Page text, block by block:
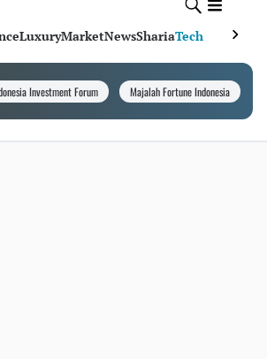
LuxuryMarketNewsShariaTech
Investment Forum Majalah Fortune Indonesia